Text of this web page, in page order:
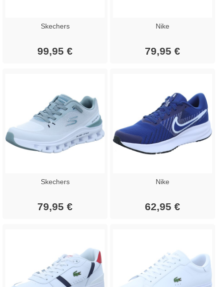
Skechers
99,95 €
Nike
79,95 €
Skechers
79,95 €
Nike
62,95 €